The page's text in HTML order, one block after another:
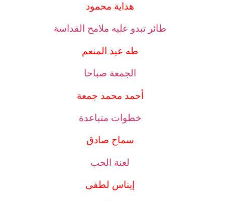
هداية محمود
طائر تبدو عليه ملامح القداسة
طه عبد المنعم
الجمعة صباحا
أحمد محمد جمعة
خطوات متباعدة
سماح صادق
لعنة الحب
إيناس لطفى